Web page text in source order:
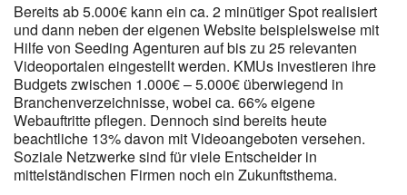
Bereits ab 5.000€ kann ein ca. 2 minütiger Spot realisiert
und dann neben der eigenen Website beispielsweise mit
Hilfe von Seeding Agenturen auf bis zu 25 relevanten
Videoportalen eingestellt werden. KMUs investieren ihre
Budgets zwischen 1.000€ – 5.000€ überwiegend in
Branchenverzeichnisse, wobei ca. 66% eigene
Webauftritte pflegen. Dennoch sind bereits heute
beachtliche 13% davon mit Videoangeboten versehen.
Soziale Netzwerke sind für viele Entscheider in
mittelständischen Firmen noch ein Zukunftsthema.